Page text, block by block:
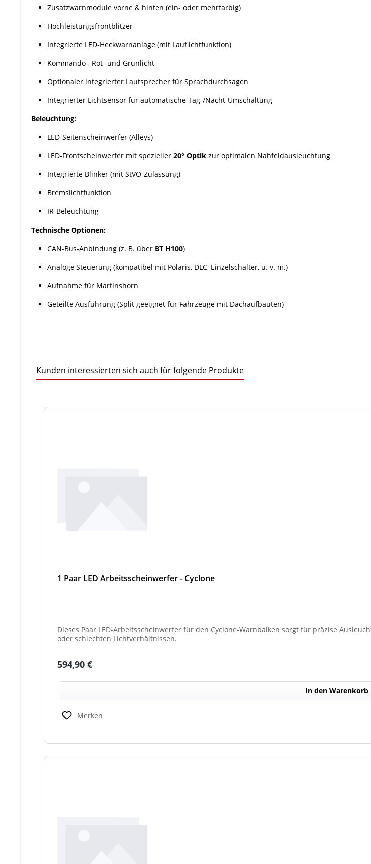
Zusatzwarnmodule vorne & hinten (ein- oder mehrfarbig)
Hochleistungsfrontblitzer
Integrierte LED-Heckwarnanlage (mit Lauflichtfunktion)
Kommando-, Rot- und Grünlicht
Optionaler integrierter Lautsprecher für Sprachdurchsagen
Integrierter Lichtsensor für automatische Tag-/Nacht-Umschaltung
Beleuchtung:
LED-Seitenscheinwerfer (Alleys)
LED-Frontscheinwerfer mit spezieller 20° Optik zur optimalen Nahfeldausleuchtung
Integrierte Blinker (mit StVO-Zulassung)
Bremslichtfunktion
IR-Beleuchtung
Technische Optionen:
CAN-Bus-Anbindung (z. B. über BT H100)
Analoge Steuerung (kompatibel mit Polaris, DLC, Einzelschalter, u. v. m.)
Aufnahme für Martinshorn
Geteilte Ausführung (Split geeignet für Fahrzeuge mit Dachaufbauten)
Kunden interessierten sich auch für folgende Produkte
1 Paar LED Arbeitsscheinwerfer - Cyclone
Dieses Paar LED-Arbeitsscheinwerfer für den Cyclone-Warnbalken sorgt für präzise
oder schlechten Lichtverhältnissen.
Regulärer Preis:
594,90 €
In den Warenkorb
Merken